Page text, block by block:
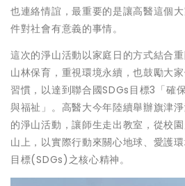
也連絡情誼，最重要的是讓高醫這個
件對社會有意義的事情。
這次的淨山活動以家庭日的方式結合
山林保育，重視環境永續，也鼓勵大
習慣，以達到聯合國SDGs目標3「確
與福祉」。高醫大今年陸續舉辦旗津
的淨山活動，讓師生走出教室，從校
山上，以實際行動來關心地球、愛護
目標(SDGs)之核心精神。